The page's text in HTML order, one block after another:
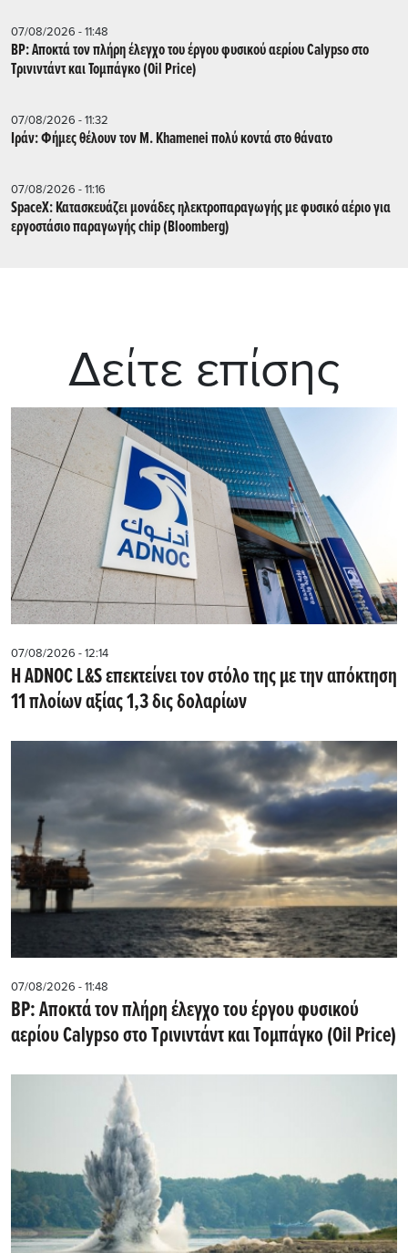
07/08/2026 - 11:48
BP: Αποκτά τον πλήρη έλεγχο του έργου φυσικού αερίου Calypso στο
Τρινιντάντ και Τομπάγκο (Oil Price)
07/08/2026 - 11:32
Ιράν: Φήμες θέλουν τον Μ. Khamenei πολύ κοντά στο θάνατο
07/08/2026 - 11:16
SpaceX: Κατασκευάζει μονάδες ηλεκτροπαραγωγής με φυσικό αέριο για
εργοστάσιο παραγωγής chip (Bloomberg)
Δείτε επίσης
07/08/2026 - 12:14
Η ADNOC L&S επεκτείνει τον στόλο της με την απόκτηση
11 πλοίων αξίας 1,3 δις δολαρίων
07/08/2026 - 11:48
BP: Αποκτά τον πλήρη έλεγχο του έργου φυσικού
αερίου Calypso στο Τρινιντάντ και Τομπάγκο (Oil Price)